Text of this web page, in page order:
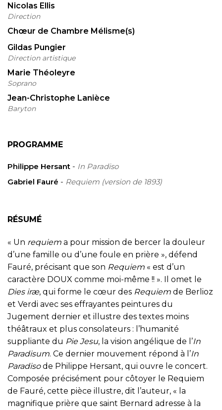
Direction
Nicolas Ellis
Chœur de Chambre Mélisme(s)
Direction artistique
Gildas Pungier
Soprano
Marie Théoleyre
Baryton
Jean-Christophe Lanièce
PROGRAMME
Philippe Hersant - In Paradiso
Gabriel Fauré - Requiem (version de 1893)
RÉSUMÉ
« Un requiem a pour mission de bercer la douleur
d’une famille ou d’une foule en prière », défend
Fauré, précisant que son Requiem « est d’un
caractère DOUX comme moi-même !! ». Il omet le
Dies iræ, qui forme le cœur des Requiem de Berlioz
et Verdi avec ses effrayantes peintures du
Jugement dernier et illustre des textes moins
théâtraux et plus consolateurs : l’humanité
suppliante du Pie Jesu, la vision angélique de l’In
Paradisum. Ce dernier mouvement répond à l’In
Paradisode Philippe Hersant, qui ouvre le concert.
Composée précisément pour côtoyer le Requiem
de Fauré, cette pièce illustre, dit l’auteur, « la
magnifique prière que saint Bernard adresse à la